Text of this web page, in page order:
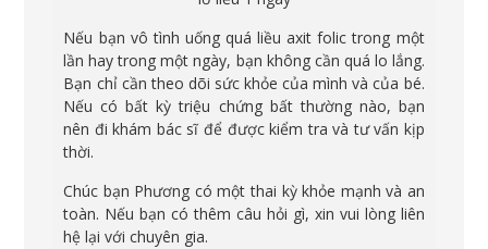
Nếu bạn vô tình uống quá liều axit folic trong một
lần hay trong một ngày, bạn không cần quá lo lắng.
Bạn chỉ cần theo dõi sức khỏe của mình và của bé.
Nếu có bất kỳ triệu chứng bất thường nào, bạn
nên đi khám bác sĩ để được kiểm tra và tư vấn kịp
thời.
Chúc bạn Phương có một thai kỳ khỏe mạnh và an
toàn. Nếu bạn có thêm câu hỏi gì, xin vui lòng liên
hệ lại với chuyên gia.